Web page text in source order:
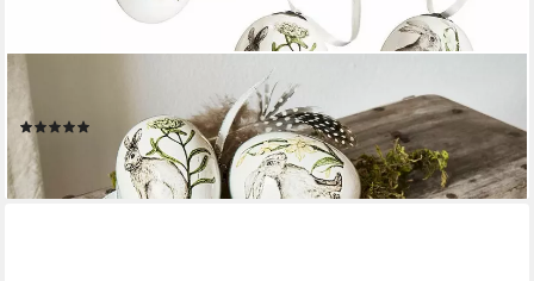
Osterei Osterei 4er Set Finna weiß/grau
15,95 €
lieferbar - in 3-4 Werktagen bei dir